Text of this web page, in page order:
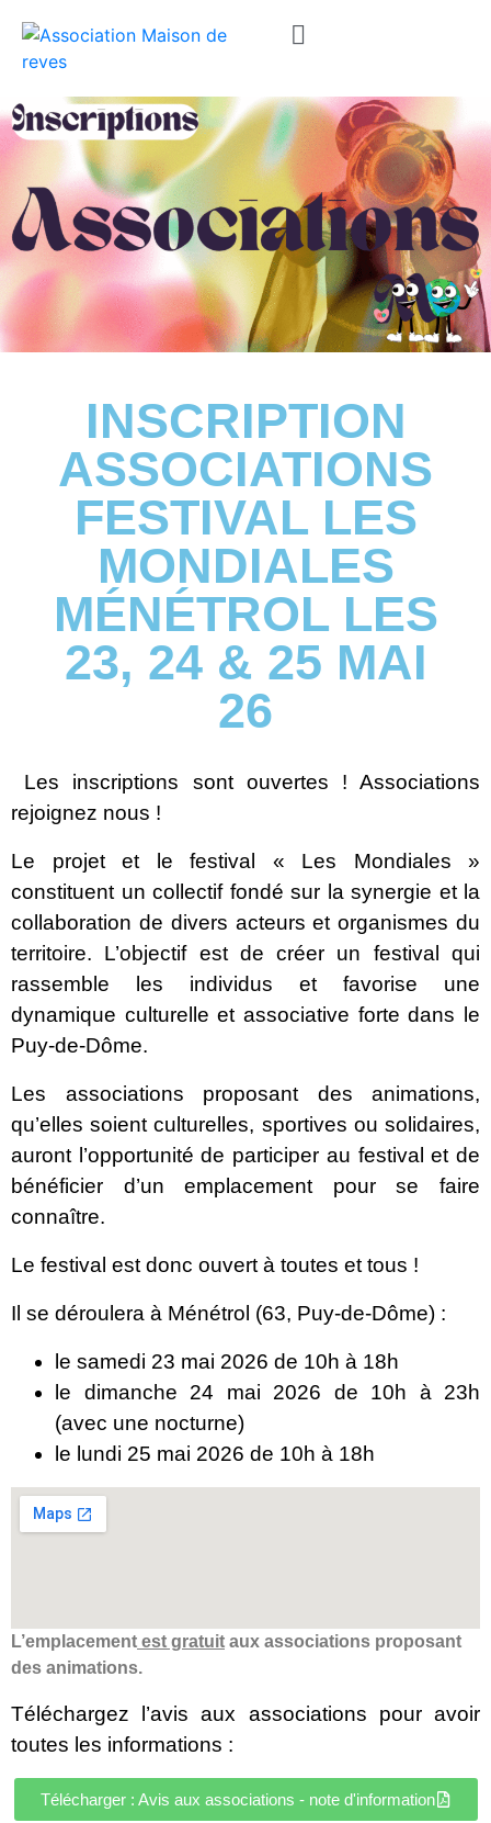
INSCRIPTION
ASSOCIATIONS
FESTIVAL LES
MONDIALES
MÉNÉTROL LES
23, 24 & 25 MAI
26
Les inscriptions sont ouvertes ! Associations
rejoignez nous !
Le projet et le festival « Les Mondiales »
constituent un collectif fondé sur la synergie et la
collaboration de divers acteurs et organismes du
territoire. L’objectif est de créer un festival qui
rassemble les individus et favorise une
dynamique culturelle et associative forte dans le
Puy-de-Dôme.
Les associations proposant des animations,
qu’elles soient culturelles, sportives ou solidaires,
auront l’opportunité de participer au festival et de
bénéficier d’un emplacement pour se faire
connaître.
Le festival est donc ouvert à toutes et tous !
Il se déroulera à Ménétrol (63, Puy-de-Dôme) :
le samedi 23 mai 2026 de 10h à 18h
le dimanche 24 mai 2026 de 10h à 23h
(avec une nocturne)
le lundi 25 mai 2026 de 10h à 18h
L’emplacement est gratuit aux associations proposant
des animations.
Téléchargez l’avis aux associations pour avoir
toutes les informations :
Télécharger : Avis aux associations - note d'information